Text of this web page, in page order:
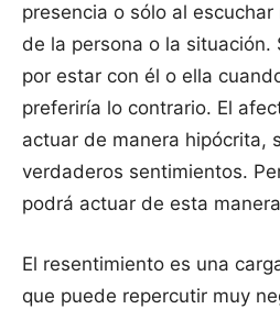
presencia o sólo al
de la persona o la situación.
por estar con él o ella
preferiría lo contrario. El
actuar de manera hipócrita,
verdaderos sentimientos.
podrá actuar de esta
El resentimiento es una
que puede repercutir muy